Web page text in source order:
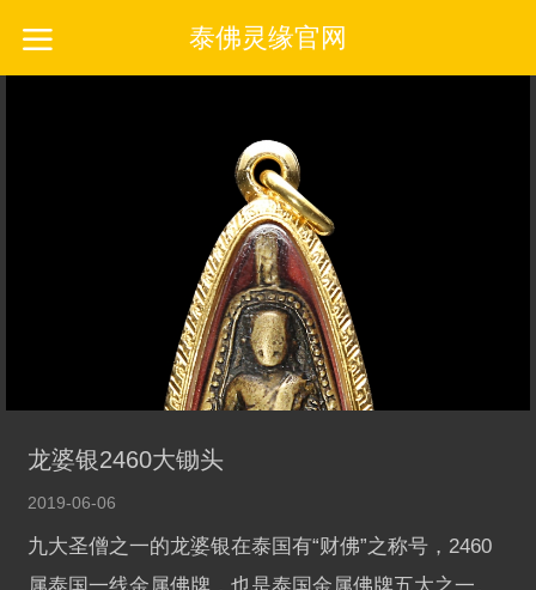
泰佛灵缘官网
龙婆银2460大锄头
2019-06-06
九大圣僧之一的龙婆银在泰国有“财佛”之称号，2460
属泰国一线金属佛牌，也是泰国金属佛牌五大之一。